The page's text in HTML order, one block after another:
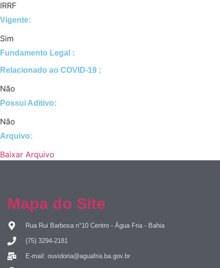
IRRF
Vigente:
Sim
Fundamento Legal :​
Relacionado ao COVID-19 :​
Não
Possui Aditivo:​
Não
Arquivo:
Baixar Arquivo
Mapa do Site
Rua Rui Barbosa n°10 Centro - Água Fria - Bahia
(75) 3294-2181
E-mail: ouvidoria@aguafria.ba.gov.br